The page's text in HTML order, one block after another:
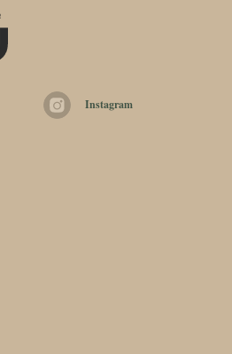
Instagram